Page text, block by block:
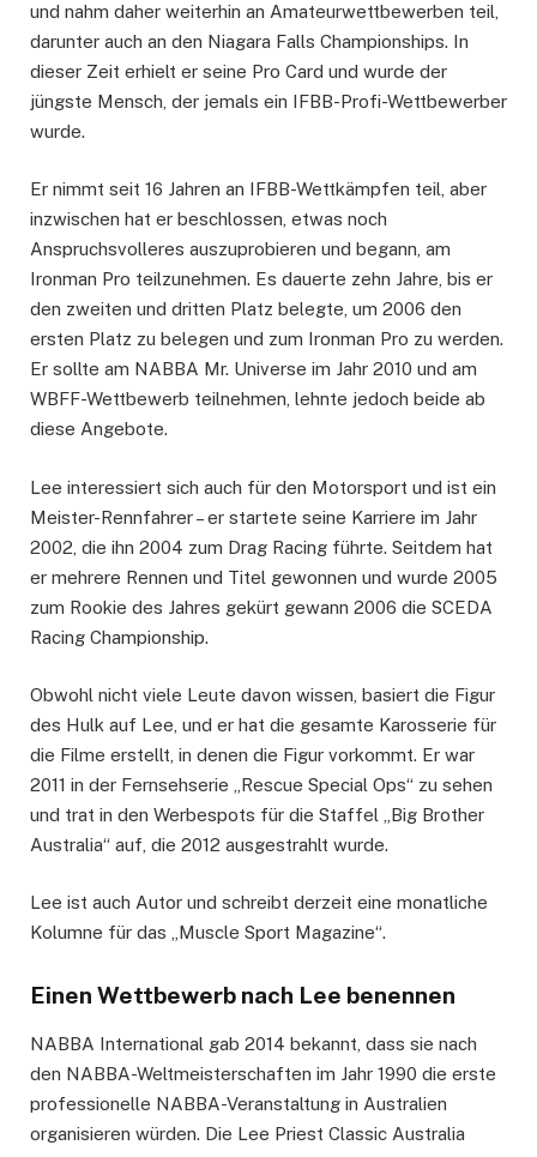
und nahm daher weiterhin an Amateurwettbewerben teil,
darunter auch an den Niagara Falls Championships. In
dieser Zeit erhielt er seine Pro Card und wurde der
jüngste Mensch, der jemals ein IFBB-Profi-Wettbewerber
wurde.
Er nimmt seit 16 Jahren an IFBB-Wettkämpfen teil, aber
inzwischen hat er beschlossen, etwas noch
Anspruchsvolleres auszuprobieren und begann, am
Ironman Pro teilzunehmen. Es dauerte zehn Jahre, bis er
den zweiten und dritten Platz belegte, um 2006 den
ersten Platz zu belegen und zum Ironman Pro zu werden.
Er sollte am NABBA Mr. Universe im Jahr 2010 und am
WBFF-Wettbewerb teilnehmen, lehnte jedoch beide ab
diese Angebote.
Lee interessiert sich auch für den Motorsport und ist ein
Meister-Rennfahrer – er startete seine Karriere im Jahr
2002, die ihn 2004 zum Drag Racing führte. Seitdem hat
er mehrere Rennen und Titel gewonnen und wurde 2005
zum Rookie des Jahres gekürt gewann 2006 die SCEDA
Racing Championship.
Obwohl nicht viele Leute davon wissen, basiert die Figur
des Hulk auf Lee, und er hat die gesamte Karosserie für
die Filme erstellt, in denen die Figur vorkommt. Er war
2011 in der Fernsehserie „Rescue Special Ops“ zu sehen
und trat in den Werbespots für die Staffel „Big Brother
Australia“ auf, die 2012 ausgestrahlt wurde.
Lee ist auch Autor und schreibt derzeit eine monatliche
Kolumne für das „Muscle Sport Magazine“.
Einen Wettbewerb nach Lee benennen
NABBA International gab 2014 bekannt, dass sie nach
den NABBA-Weltmeisterschaften im Jahr 1990 die erste
professionelle NABBA-Veranstaltung in Australien
organisieren würden. Die Lee Priest Classic Australia